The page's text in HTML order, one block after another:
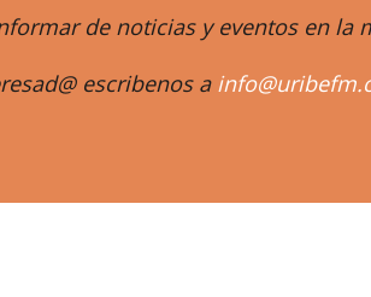
de noticias y eventos en la
escribenos a